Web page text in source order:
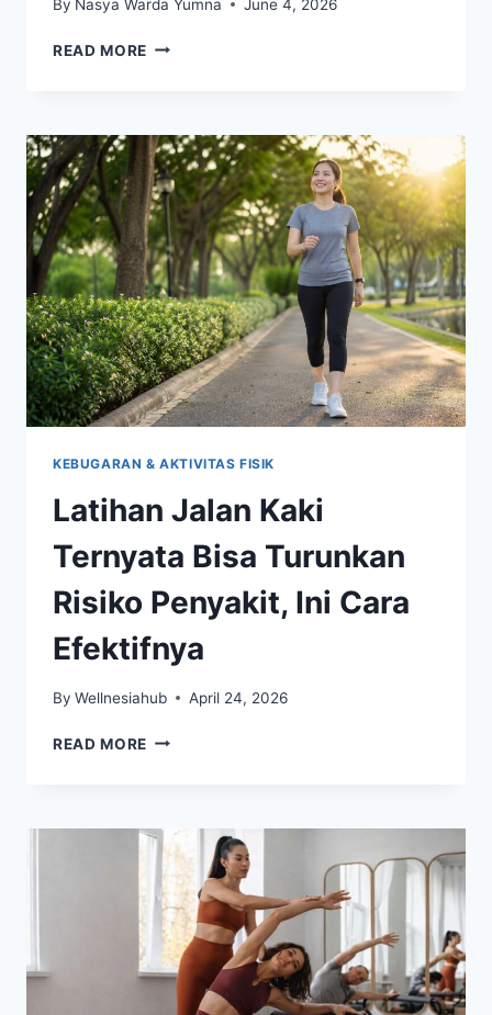
By Nasya Warda Yumna June 4, 2026
READ MORE NAIK
HARI
MULAI
DILIRIK
SEBAGAI
AKTIVITAS
SEDERHANA
KEBUGARAN & AKTIVITAS FISIK
Latihan Jalan Kaki
Ternyata Bisa Turunkan
Risiko Penyakit, Ini Cara
Efektifnya
By Wellnesiahub April 24, 2026
READ MORE LATIHAN
BISA
TURUNKAN
RISIKO
PENYAKIT,
INI
CARA
EFEKTIFNYA